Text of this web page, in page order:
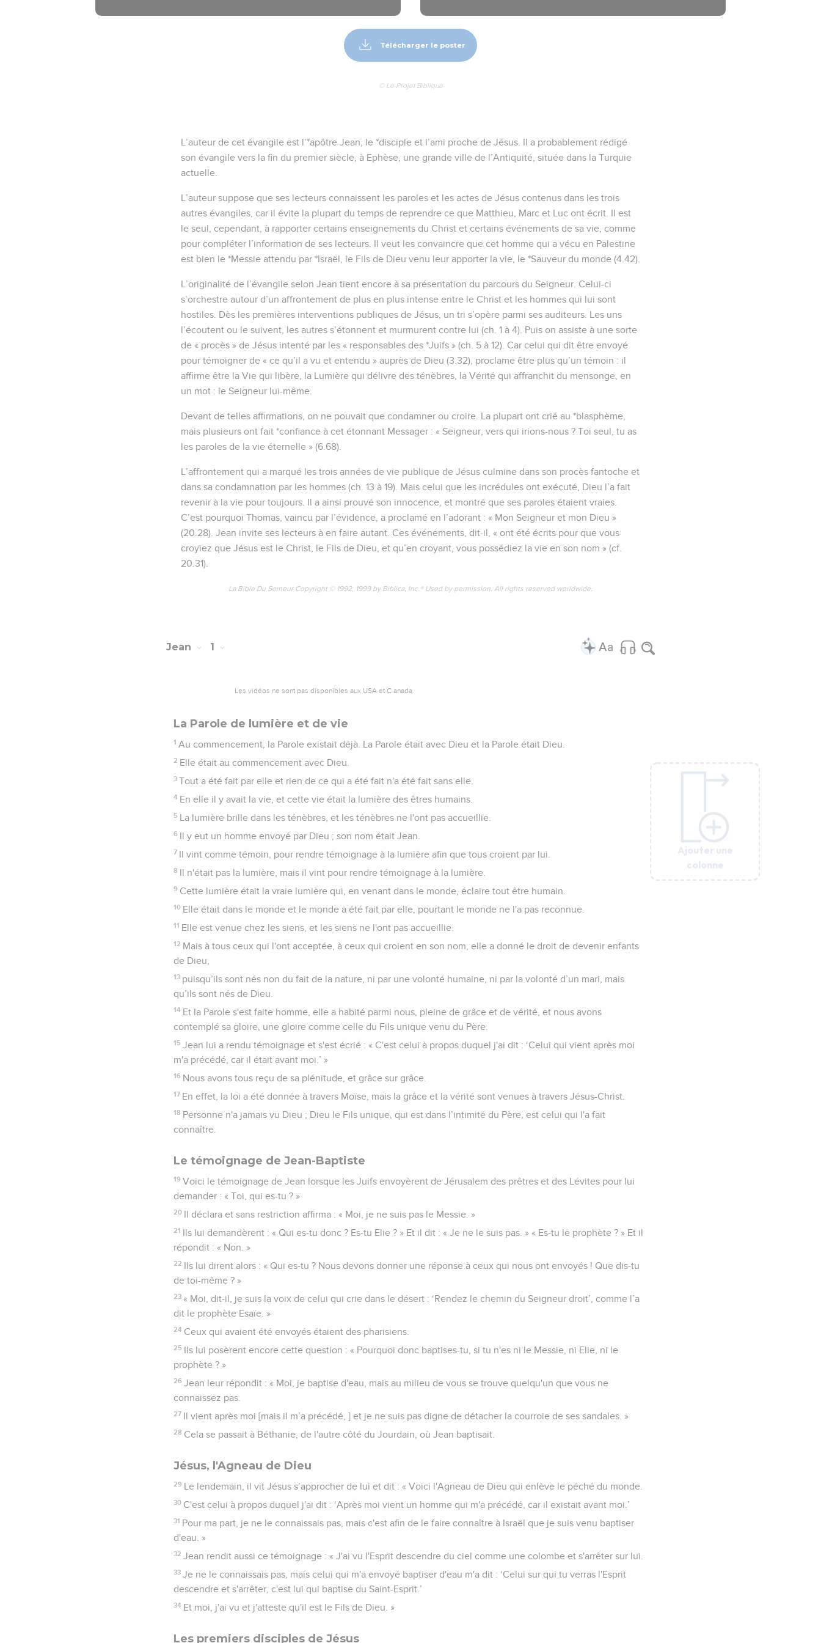
Ajouter une
colonne
Télécharger le poster
© Le Projet Biblique
L’auteur de cet évangile est l’*apôtre Jean, le *disciple et l’ami proche de Jésus. Il a probablement rédigé
son évangile vers la fin du premier siècle, à Ephèse, une grande ville de l’Antiquité, située dans la Turquie
actuelle.
L’auteur suppose que ses lecteurs connaissent les paroles et les actes de Jésus contenus dans les trois
autres évangiles, car il évite la plupart du temps de reprendre ce que Matthieu, Marc et Luc ont écrit. Il est
le seul, cependant, à rapporter certains enseignements du Christ et certains événements de sa vie, comme
pour compléter l’information de ses lecteurs. Il veut les convaincre que cet homme qui a vécu en Palestine
est bien le *Messie attendu par *Israël, le Fils de Dieu venu leur apporter la vie, le *Sauveur du monde (4.42).
L’originalité de l’évangile selon Jean tient encore à sa présentation du parcours du Seigneur. Celui-ci
s’orchestre autour d’un affrontement de plus en plus intense entre le Christ et les hommes qui lui sont
hostiles. Dès les premières interventions publiques de Jésus, un tri s’opère parmi ses auditeurs. Les uns
l’écoutent ou le suivent, les autres s’étonnent et murmurent contre lui (ch. 1 à 4). Puis on assiste à une sorte
de « procès » de Jésus intenté par les « responsables des *Juifs » (ch. 5 à 12). Car celui qui dit être envoyé
pour témoigner de « ce qu’il a vu et entendu » auprès de Dieu (3.32), proclame être plus qu’un témoin : il
affirme être la Vie qui libère, la Lumière qui délivre des ténèbres, la Vérité qui affranchit du mensonge, en
un mot : le Seigneur lui-même.
Devant de telles affirmations, on ne pouvait que condamner ou croire. La plupart ont crié au *blasphème,
mais plusieurs ont fait *confiance à cet étonnant Messager : « Seigneur, vers qui irions-nous ? Toi seul, tu as
les paroles de la vie éternelle » (6.68).
L’affrontement qui a marqué les trois années de vie publique de Jésus culmine dans son procès fantoche et
dans sa condamnation par les hommes (ch. 13 à 19). Mais celui que les incrédules ont exécuté, Dieu l’a fait
revenir à la vie pour toujours. Il a ainsi prouvé son innocence, et montré que ses paroles étaient vraies.
C’est pourquoi Thomas, vaincu par l’évidence, a proclamé en l’adorant : « Mon Seigneur et mon Dieu »
(20.28). Jean invite ses lecteurs à en faire autant. Ces événements, dit-il, « ont été écrits pour que vous
croyiez que Jésus est le Christ, le Fils de Dieu, et qu’en croyant, vous possédiez la vie en son nom » (cf.
20.31).
La Bible Du Semeur Copyright © 1992, 1999 by Biblica, Inc.® Used by permission. All rights reserved worldwide.
Jean 1
Les vidéos ne sont pas disponibles aux USA et C anada.
La Parole de lumière et de vie
1 Au commencement, la Parole existait déjà. La Parole était avec Dieu et la Parole était Dieu.
2 Elle était au commencement avec Dieu.
3 Tout a été fait par elle et rien de ce qui a été fait n'a été fait sans elle.
4 En elle il y avait la vie, et cette vie était la lumière des êtres humains.
5 La lumière brille dans les ténèbres, et les ténèbres ne l'ont pas accueillie.
6 Il y eut un homme envoyé par Dieu ; son nom était Jean.
7 Il vint comme témoin, pour rendre témoignage à la lumière afin que tous croient par lui.
8 Il n'était pas la lumière, mais il vint pour rendre témoignage à la lumière.
9 Cette lumière était la vraie lumière qui, en venant dans le monde, éclaire tout être humain.
10 Elle était dans le monde et le monde a été fait par elle, pourtant le monde ne l'a pas reconnue.
11 Elle est venue chez les siens, et les siens ne l'ont pas accueillie.
12 Mais à tous ceux qui l'ont acceptée, à ceux qui croient en son nom, elle a donné le droit de devenir enfants
de Dieu,
13 puisqu’ils sont nés non du fait de la nature, ni par une volonté humaine, ni par la volonté d’un mari, mais
qu’ils sont nés de Dieu.
14 Et la Parole s'est faite homme, elle a habité parmi nous, pleine de grâce et de vérité, et nous avons
contemplé sa gloire, une gloire comme celle du Fils unique venu du Père.
15 Jean lui a rendu témoignage et s'est écrié : « C'est celui à propos duquel j'ai dit : ‘Celui qui vient après moi
m'a précédé, car il était avant moi.’ »
16 Nous avons tous reçu de sa plénitude, et grâce sur grâce.
17 En effet, la loi a été donnée à travers Moïse, mais la grâce et la vérité sont venues à travers Jésus-Christ.
18 Personne n'a jamais vu Dieu ; Dieu le Fils unique, qui est dans l’intimité du Père, est celui qui l'a fait
connaître.
Le témoignage de Jean-Baptiste
19 Voici le témoignage de Jean lorsque les Juifs envoyèrent de Jérusalem des prêtres et des Lévites pour lui
demander : « Toi, qui es-tu ? »
20 Il déclara et sans restriction affirma : « Moi, je ne suis pas le Messie. »
21 Ils lui demandèrent : « Qui es-tu donc ? Es-tu Elie ? » Et il dit : « Je ne le suis pas. » « Es-tu le prophète ? » Et il
répondit : « Non. »
22 Ils lui dirent alors : « Qui es-tu ? Nous devons donner une réponse à ceux qui nous ont envoyés ! Que dis-tu
de toi-même ? »
23 « Moi, dit-il, je suis la voix de celui qui crie dans le désert : ‘Rendez le chemin du Seigneur droit’, comme l’a
dit le prophète Esaïe. »
24 Ceux qui avaient été envoyés étaient des pharisiens.
25 Ils lui posèrent encore cette question : « Pourquoi donc baptises-tu, si tu n'es ni le Messie, ni Elie, ni le
prophète ? »
26 Jean leur répondit : « Moi, je baptise d'eau, mais au milieu de vous se trouve quelqu'un que vous ne
connaissez pas.
27 Il vient après moi [mais il m’a précédé, ] et je ne suis pas digne de détacher la courroie de ses sandales. »
28 Cela se passait à Béthanie, de l'autre côté du Jourdain, où Jean baptisait.
Jésus, l'Agneau de Dieu
29 Le lendemain, il vit Jésus s’approcher de lui et dit : « Voici l'Agneau de Dieu qui enlève le péché du monde.
30 C'est celui à propos duquel j'ai dit : ‘Après moi vient un homme qui m'a précédé, car il existait avant moi.’
31 Pour ma part, je ne le connaissais pas, mais c'est afin de le faire connaître à Israël que je suis venu baptiser
d'eau. »
32 Jean rendit aussi ce témoignage : « J'ai vu l'Esprit descendre du ciel comme une colombe et s'arrêter sur lui.
33 Je ne le connaissais pas, mais celui qui m'a envoyé baptiser d'eau m'a dit : ‘Celui sur qui tu verras l'Esprit
descendre et s'arrêter, c'est lui qui baptise du Saint-Esprit.’
34 Et moi, j'ai vu et j'atteste qu'il est le Fils de Dieu. »
Les premiers disciples de Jésus
Ajouter une
colonne
Ajouter une
colonne
Ajouter une
colonne
Ajouter une
colonne